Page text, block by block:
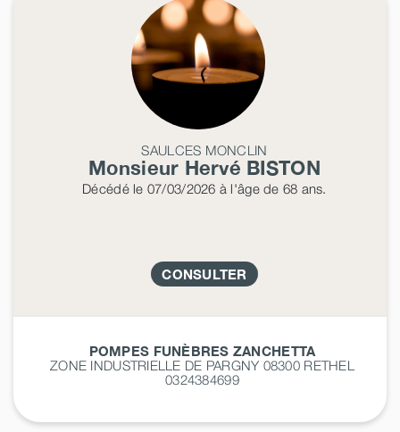
SAULCES MONCLIN
Monsieur Hervé BISTON
Décédéle 07/03/2026 à l'âge de 68 ans.
CONSULTER
POMPES FUNÈBRES ZANCHETTA
ZONE INDUSTRIELLE DE PARGNY 08300 RETHEL
0324384699